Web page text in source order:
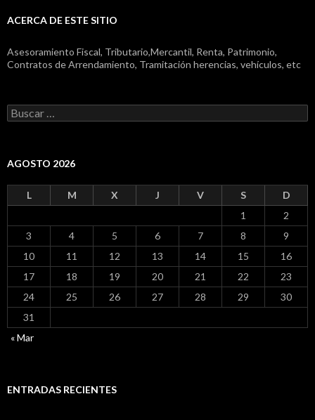
ACERCA DE ESTE SITIO
Asesoramiento Fiscal, Tributario,Mercantil, Renta, Patrimonio,
Contratos de Arrendamiento, Tramitación herencias, vehículos, etc
Buscar:
AGOSTO 2026
L M X J V S
D
1
2
3
4 5 6 7 8
9
10
11 12 13 14 15
16
17
18 19 20 21 22
23
24
25 26 27 28 29
30
31
« Mar
ENTRADAS RECIENTES